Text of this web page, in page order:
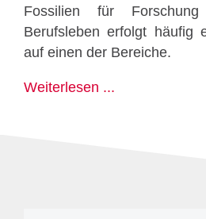
Fossilien für
Berufsleben erfolgt häufig
auf einen der Bereiche.
Weiterlesen ...